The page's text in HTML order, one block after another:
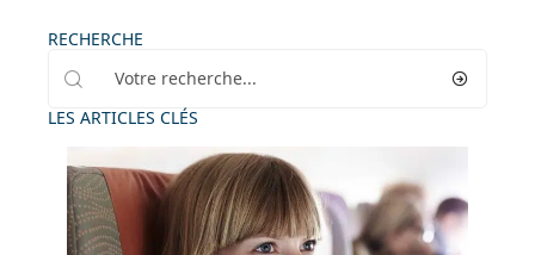
RECHERCHE
LES ARTICLES CLÉS